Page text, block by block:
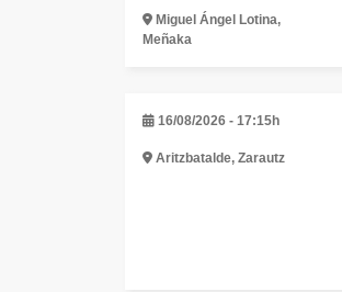
Miguel Ángel Lotina,
Meñaka
16/08/2026 - 17:15h
Aritzbatalde, Zarautz